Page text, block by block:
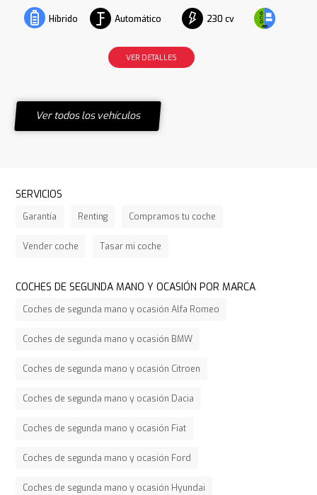
Híbrido Automático 230 cv
VER DETALLES
Ver todos los vehículos
SERVICIOS
Garantía Renting Compramos tu coche
Vender coche Tasar mi coche
COCHES DE SEGUNDA MANO Y OCASIÓN POR MARCA
Coches de segunda mano y ocasión Alfa Romeo
Coches de segunda mano y ocasión BMW
Coches de segunda mano y ocasión Citroen
Coches de segunda mano y ocasión Dacia
Coches de segunda mano y ocasión Fiat
Coches de segunda mano y ocasión Ford
Coches de segunda mano y ocasión Hyundai